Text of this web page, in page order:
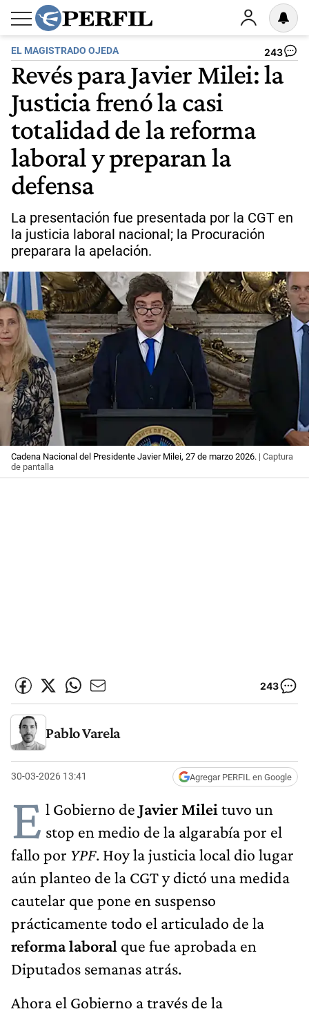
EL MAGISTRADO OJEDA 243
Revés para Javier Milei: la
Justicia frenó la casi
totalidad de la reforma
laboral y preparan la
defensa
La presentación fue presentada por la CGT en
la justicia laboral nacional; la Procuración
preparara la apelación.
Cadena Nacional del Presidente Javier Milei, 27 de marzo 2026. | Captura
de pantalla
243
Pablo Varela
30-03-2026 13:41 Agregar PERFIL en Google
E l Gobierno de Javier Milei tuvo un
stop en medio de la algarabía por el
fallo por YPF. Hoy la justicia local dio lugar
aún planteo de la CGT y dictó una medida
cautelar que pone en suspenso
prácticamente todo el articulado de la
reforma laboral que fue aprobada en
Diputados semanas atrás.
Ahora el Gobierno a través de la